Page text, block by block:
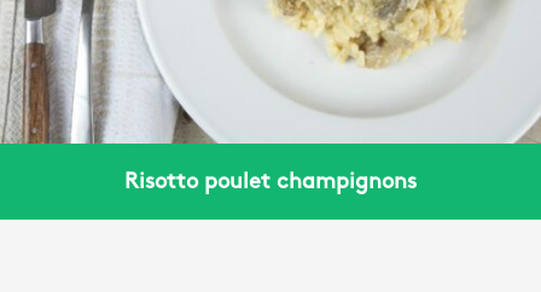
Risotto poulet champignons